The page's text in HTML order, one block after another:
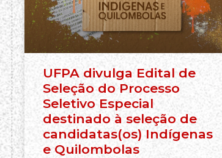
UFPA divulga Edital de
Seleção do Processo
Seletivo Especial
destinado à seleção de
candidatas(os) Indígenas
e Quilombolas